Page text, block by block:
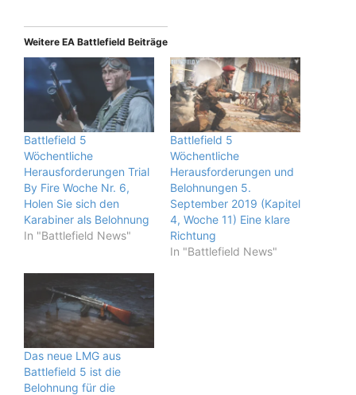
Weitere EA Battlefield Beiträge
Battlefield 5
Wöchentliche
Herausforderungen Trial
By Fire Woche Nr. 6,
Holen Sie sich den
Karabiner als Belohnung
In "Battlefield News"
Battlefield 5
Wöchentliche
Herausforderungen und
Belohnungen 5.
September 2019 (Kapitel
4, Woche 11) Eine klare
Richtung
In "Battlefield News"
Das neue LMG aus
Battlefield 5 ist die
Belohnung für die